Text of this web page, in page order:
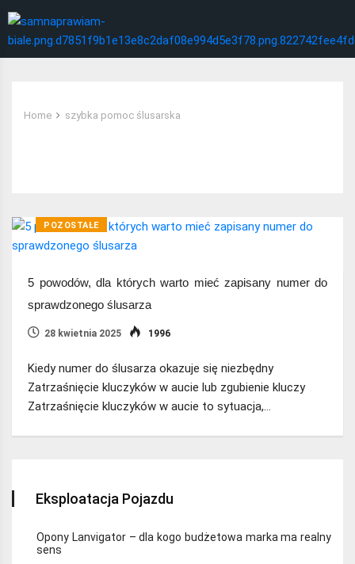
Home szybka pomoc ślusarska
POZOSTAŁE
5 powodów, dla których warto mieć zapisany numer do
sprawdzonego ślusarza
28 kwietnia 2025 1996
Kiedy numer do ślusarza okazuje się niezbędny
Zatrzaśnięcie kluczyków w aucie lub zgubienie kluczy
Zatrzaśnięcie kluczyków w aucie to sytuacja,…
Eksploatacja Pojazdu
Opony Lanvigator – dla kogo budżetowa marka ma realny
sens